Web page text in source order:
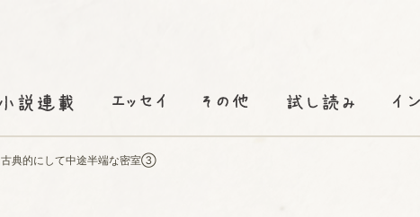
古典的にして中途半端な密室③